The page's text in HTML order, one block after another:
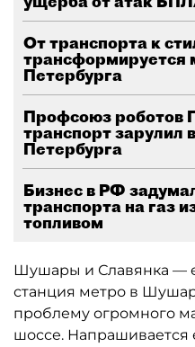
От транспорта к
трансформируется
Петербурга
Профсоюз роботов
транспорт зарулил
Петербурга
Бизнес в РФ
транспорта на газ
топливом
Шушары и Славянка —
станция метро в
проблему огромного
шоссе. Напрашивается